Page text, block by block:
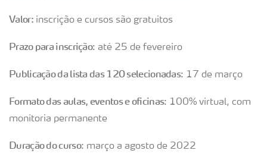
Valor:inscrição e cursos são gratuitos
Prazo para inscrição: até 25 de fevereiro
Publicação da lista das 120 selecionadas: 17 de março
Formato das aulas, eventos e oficinas: 100% virtual, com
monitoria permanente
Duração do curso: março a agosto de 2022